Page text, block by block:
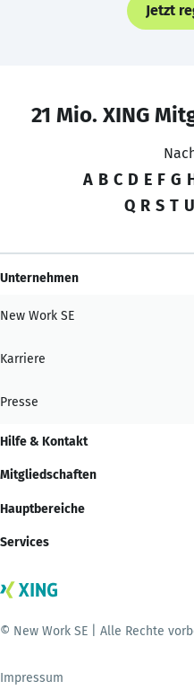
Jetzt
21 Mio. XING
A B C D E F G
Q R S T U
Unternehmen
New Work SE
Karriere
Presse
Hilfe & Kontakt
Mitgliedschaften
Hauptbereiche
Services
© New Work SE | Alle Rechte
Impressum